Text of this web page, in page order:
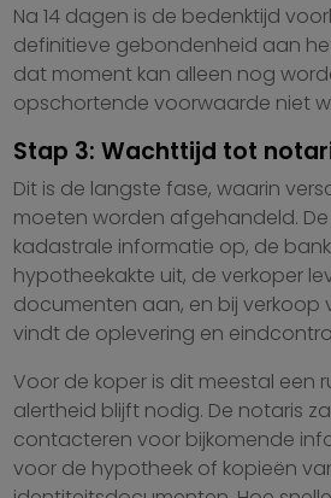
Na 14 dagen is de bedenktijd
definitieve gebondenheid aan
dat moment kan alleen nog
opschortende voorwaarde niet
Stap 3: Wachttijd tot
Dit is de langste fase, waarin
moeten worden afgehandeld.
kadastrale informatie op, de
hypotheekakte uit, de verkoper
documenten aan, en bij verkoop
vindt de oplevering en
Voor de koper is dit meestal een
alertheid blijft nodig. De notaris
contacteren voor bijkomende
voor de hypotheek of kopieën